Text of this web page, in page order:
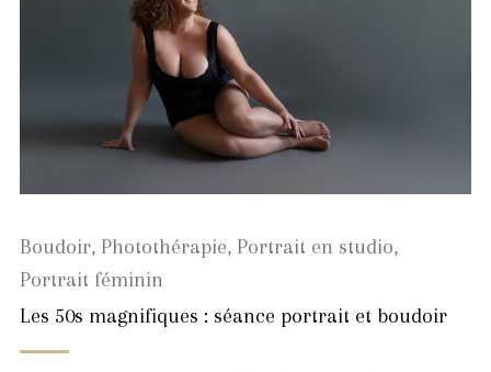
Boudoir, Photothérapie, Portrait en studio,
Portrait féminin
Les 50s magnifiques : séance portrait et boudoir